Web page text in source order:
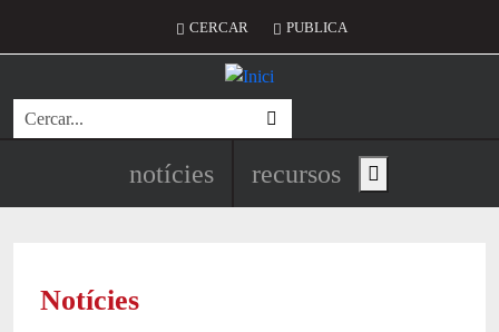
Menú del compte d'usuari
CERCAR PUBLICA
Cerca
Navegació principal de
notícies recursos Show main menu
Notícies